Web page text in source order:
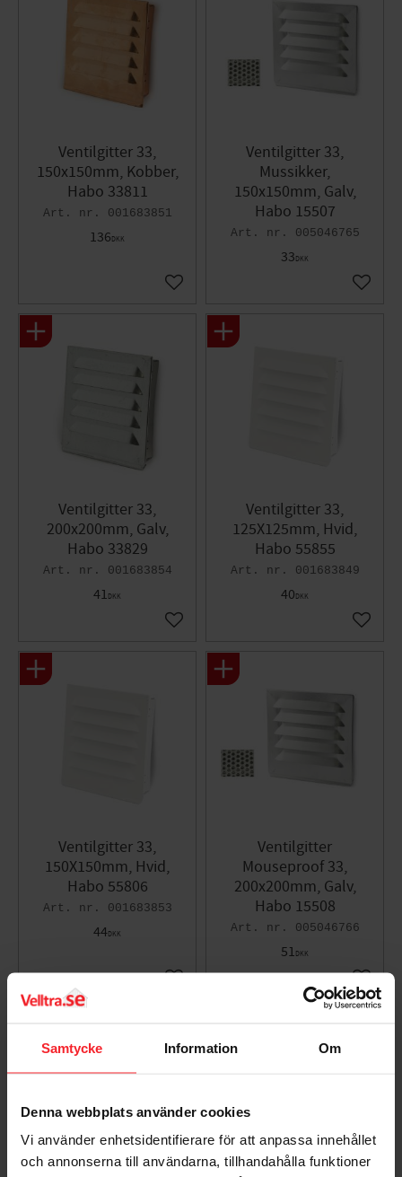
Samtycke Information Om
Denna webbplats använder cookies
Vi använder enhetsidentifierare för att anpassa innehållet
och annonserna till användarna, tillhandahålla funktioner
Ventilgitter 33,
150x150mm, Kobber,
Habo 33811
001683851
136DKK
Gem som favorit
Ventilgitter 33,
Mussikker,
150x150mm, Galv,
Habo 15507
005046765
33DKK
Gem
Ventilgitter 33,
200x200mm, Galv,
Habo 33829
001683854
41DKK
Gem som favorit
Ventilgitter 33,
125X125mm, Hvid,
Habo 55855
001683849
40DKK
Gem
Ventilgitter 33,
150X150mm, Hvid,
Habo 55806
001683853
44DKK
Ventilgitter
Mouseproof 33,
200x200mm, Galv,
Habo 15508
005046766
51DKK
Gem